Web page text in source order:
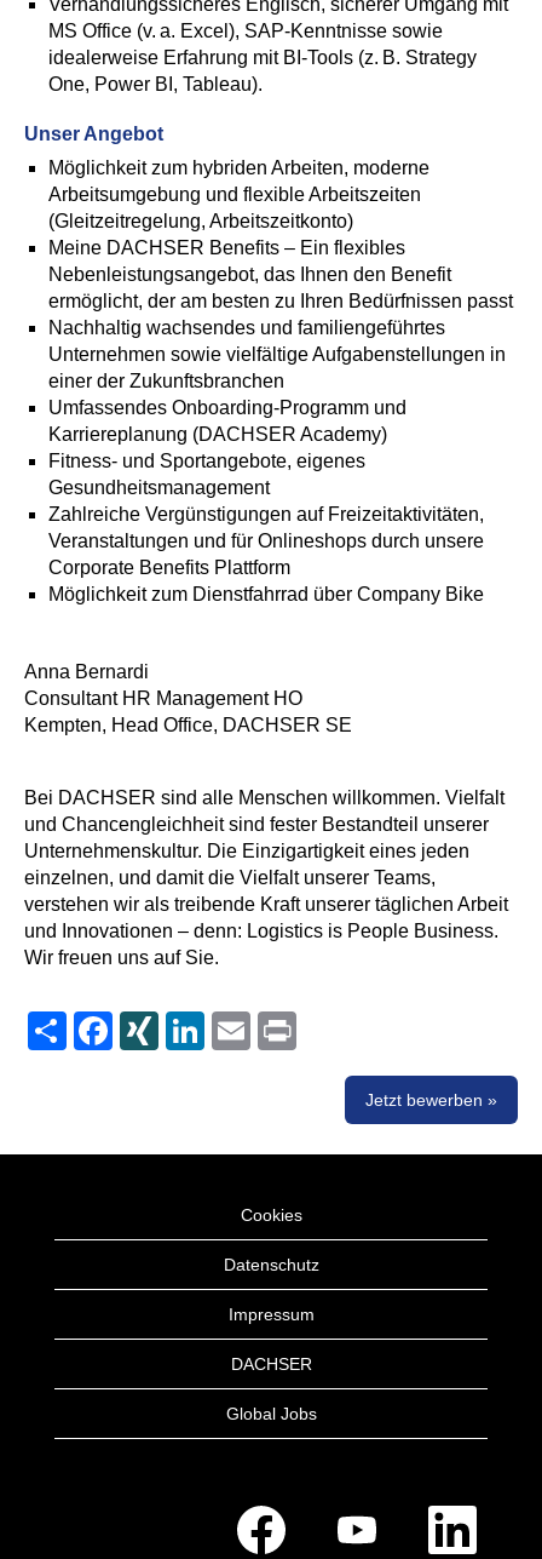
Verhandlungssicheres Englisch, sicherer Umgang mit
MS Office (v. a. Excel), SAP-Kenntnisse sowie
idealerweise Erfahrung mit BI-Tools (z. B. Strategy
One, Power BI, Tableau).
Unser Angebot
Möglichkeit zum hybriden Arbeiten, moderne
Arbeitsumgebung und flexible Arbeitszeiten
(Gleitzeitregelung, Arbeitszeitkonto)
Meine DACHSER Benefits – Ein flexibles
Nebenleistungsangebot, das Ihnen den Benefit
ermöglicht, der am besten zu Ihren Bedürfnissen passt
Nachhaltig wachsendes und familiengeführtes
Unternehmen sowie vielfältige Aufgabenstellungen in
einer der Zukunftsbranchen
Umfassendes Onboarding-Programm und
Karriereplanung (DACHSER Academy)
Fitness- und Sportangebote, eigenes
Gesundheitsmanagement
Zahlreiche Vergünstigungen auf Freizeitaktivitäten,
Veranstaltungen und für Onlineshops durch unsere
Corporate Benefits Plattform
Möglichkeit zum Dienstfahrrad über Company Bike
Anna Bernardi
Consultant HR Management HO
Kempten, Head Office, DACHSER SE
Bei DACHSER sind alle Menschen willkommen. Vielfalt
und Chancengleichheit sind fester Bestandteil unserer
Unternehmenskultur. Die Einzigartigkeit eines jeden
einzelnen, und damit die Vielfalt unserer Teams,
verstehen wir als treibende Kraft unserer täglichen Arbeit
und Innovationen – denn: Logistics is People Business.
Wir freuen uns auf Sie.
Share FacebookXING LinkedInEmail
Jetzt bewerben »
Cookies
Datenschutz
Impressum
DACHSER
Global Jobs
W
W